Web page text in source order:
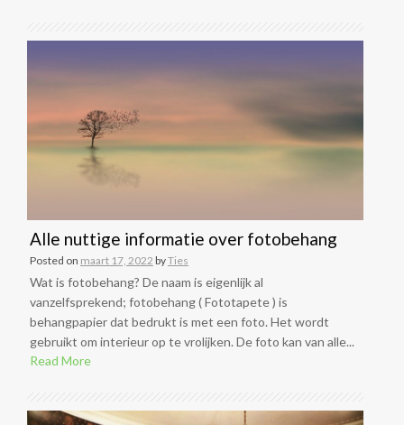
Alle nuttige informatie over fotobehang
Posted on maart 17, 2022 byTies
Wat is fotobehang? De naam is eigenlijk al
vanzelfsprekend; fotobehang ( Fototapete ) is
behangpapier dat bedrukt is met een foto. Het wordt
gebruikt om interieur op te vrolijken. De foto kan van alle...
Read More